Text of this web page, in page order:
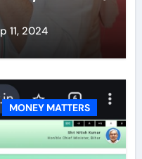
11, 2024
MONEY MATTERS